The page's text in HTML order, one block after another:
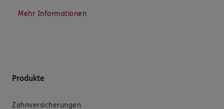
Mehr Informationen
Produkte
Zahnversicherungen